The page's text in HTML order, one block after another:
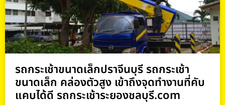
รถกระเช้าขนาดเล็กปราจีนบุรี รถกระเช้า
ขนาดเล็ก คล่องตัวสูง เข้าถึงจุดทำงานที่คับ
แคบได้ดี รถกระเช้าระยองชลบุรี.com